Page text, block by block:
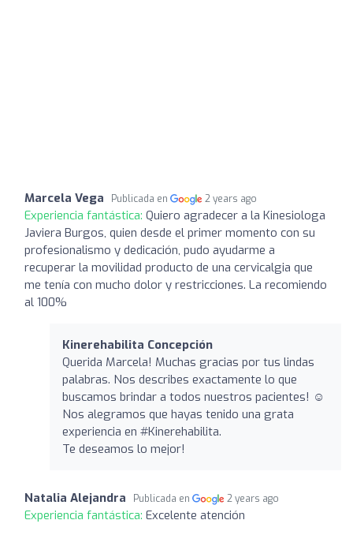
Marcela Vega Publicada en 2 years ago
Experiencia fantástica: Quiero agradecer a la Kinesiologa
Javiera Burgos, quien desde el primer momento con su
profesionalismo y dedicación, pudo ayudarme a
recuperar la movilidad producto de una cervicalgia que
me tenía con mucho dolor y restricciones. La recomiendo
al 100%
Kinerehabilita Concepción
Querida Marcela! Muchas gracias por tus lindas
palabras. Nos describes exactamente lo que
buscamos brindar a todos nuestros pacientes! ☺️
Nos alegramos que hayas tenido una grata
experiencia en #Kinerehabilita.
Te deseamos lo mejor!
Natalia Alejandra Publicada en 2 years ago
Experiencia fantástica: Excelente atención